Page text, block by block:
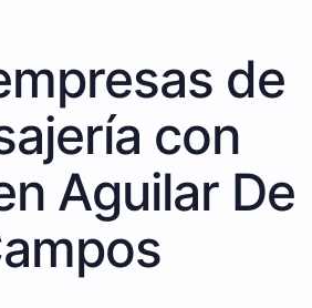
de
con
Aguilar De